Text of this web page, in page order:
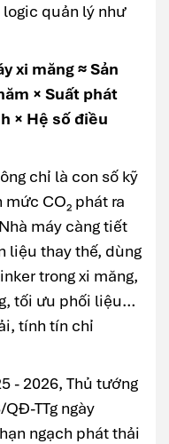
quản lý như
xi măng ≈ Sản
× Suất phát
× Hệ số điều
chỉ là con số kỹ
CO₂ phát ra
máy càng tiết
liệu thay thế, dùng
trong xi măng,
tối ưu phối liệu…
tính tín chỉ
- 2026, Thủ tướng
TTg ngày
ngạch phát thải